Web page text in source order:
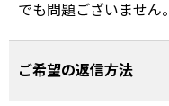
でも問題ございません。
ご希望の返信方法